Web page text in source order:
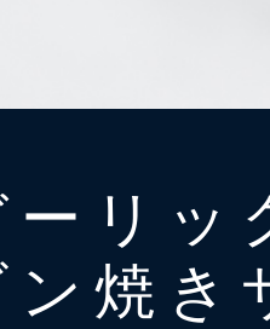
リッ
ン焼き